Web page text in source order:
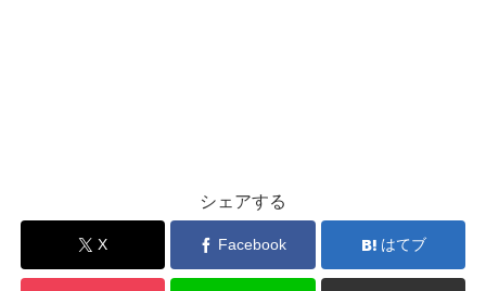
シェアする
X Facebook はてブ